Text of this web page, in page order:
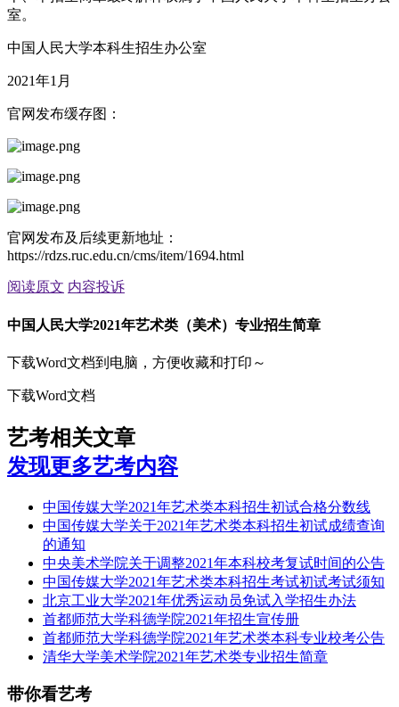
室。
中国人民大学本科生招生办公室
2021年1月
官网发布缓存图：
官网发布及后续更新地址：
https://rdzs.ruc.edu.cn/cms/item/1694.html
阅读原文 内容投诉
中国人民大学2021年艺术类（美术）专业招生简章
下载Word文档到电脑，方便收藏和打印～
下载Word文档
艺考相关文章
发现更多艺考内容
中国传媒大学2021年艺术类本科招生初试合格分数线
中国传媒大学关于2021年艺术类本科招生初试成绩查询
的通知
中央美术学院关于调整2021年本科校考复试时间的公告
中国传媒大学2021年艺术类本科招生考试初试考试须知
北京工业大学2021年优秀运动员免试入学招生办法
首都师范大学科德学院2021年招生宣传册
首都师范大学科德学院2021年艺术类本科专业校考公告
清华大学美术学院2021年艺术类专业招生简章
带你看艺考